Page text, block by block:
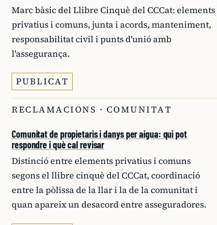
Marc bàsic del Llibre Cinquè del CCCat: elements
privatius i comuns, junta i acords, manteniment,
responsabilitat civil i punts d'unió amb
l'assegurança.
PUBLICAT
RECLAMACIONS · COMUNITAT
Comunitat de propietaris i danys per aigua: qui pot
respondre i què cal revisar
Distinció entre elements privatius i comuns
segons el llibre cinquè del CCCat, coordinació
entre la pòlissa de la llar i la de la comunitat i
quan apareix un desacord entre asseguradores.